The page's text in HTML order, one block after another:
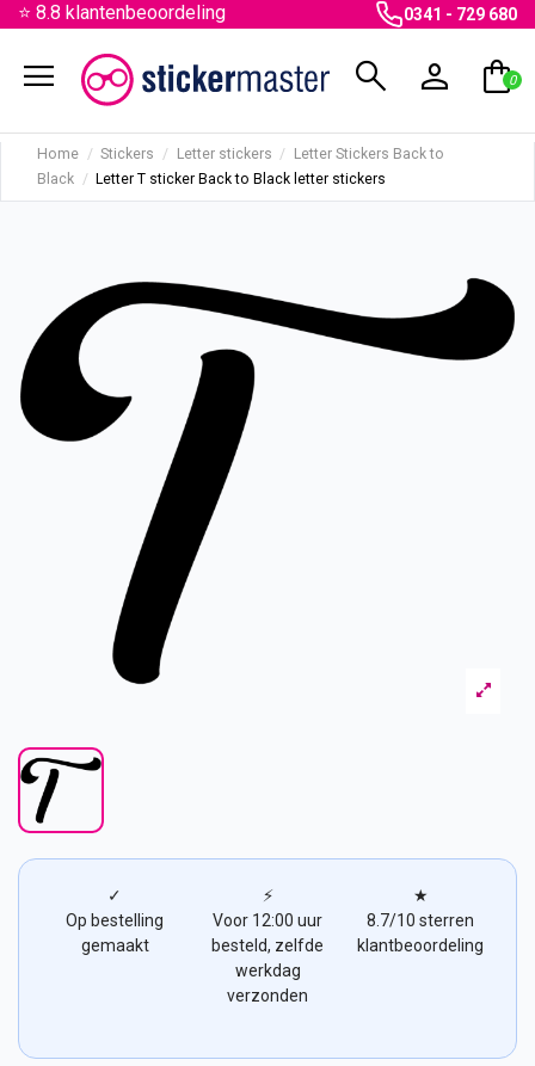
⭐ 8.8 klantenbeoordeling 0341 - 729 680
menu search person shopping_bag
0
Home Stickers Letter stickers
Letter Stickers Back to
Black
Letter T sticker Back to Black letter stickers
✓
Op bestelling
gemaakt
⚡
Voor 12:00 uur
besteld, zelfde
werkdag
verzonden
★
8.7/10 sterren
klantbeoordeling